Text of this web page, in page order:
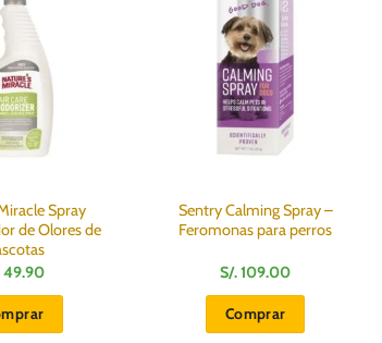
Spray
de Olores de
49.90
Sentry Calming Spray –
Feromonas para perros
S/.109.00
Comprar